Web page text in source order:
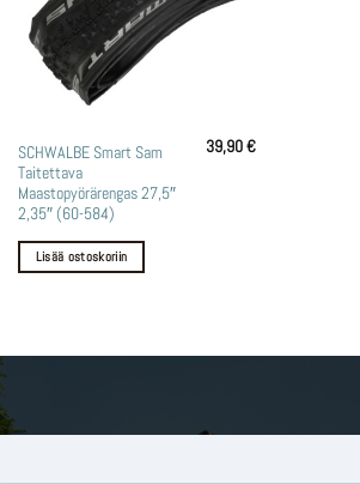
SCHWALBE Smart Sam
Taitettava
Maastopyörärengas 27,5″
2,35″ (60-584)
39,90€
Lisää ostoskoriin